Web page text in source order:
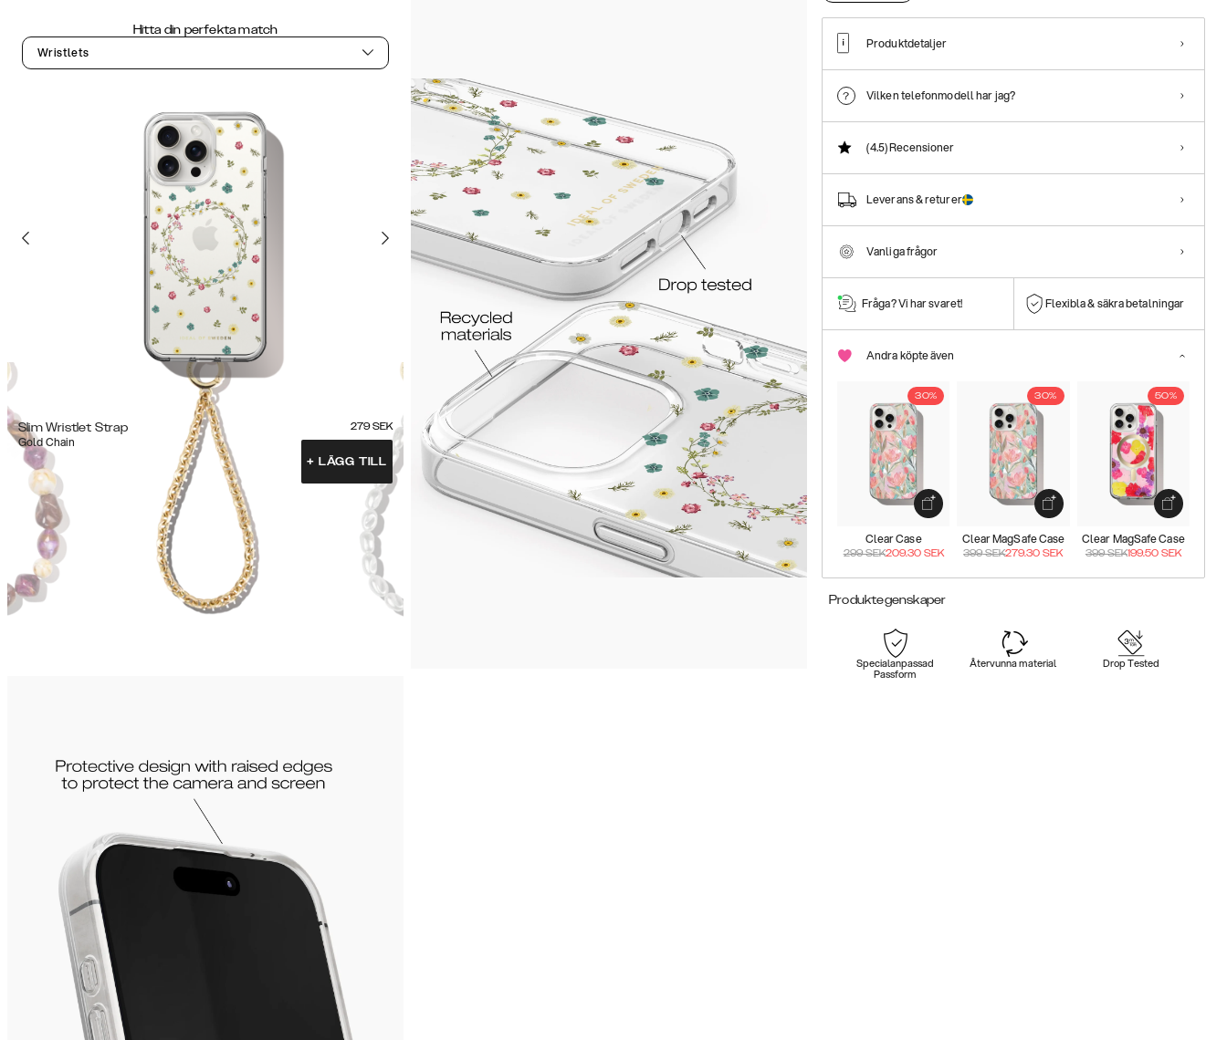
Hitta din perfekta match
Wristlets
Slim Wristlet Strap
Gold Chain
279 SEK
+ LÄGG TILL
Produktdetaljer
Vilken telefonmodell har jag?
(4.5)Recensioner
Leverans & returer
Vanliga frågor
Fråga? Vi har svaret! Flexibla & säkra betalningar
Andra köpte även
30%
Clear Case
299SEK209.30 SEK
30%
Clear MagSafe Case
399SEK279.30 SEK
50%
Clear MagSafe Case
399SEK199.50 SEK
Produktegenskaper
Specialanpassad
Passform
Återvunna material Drop Tested